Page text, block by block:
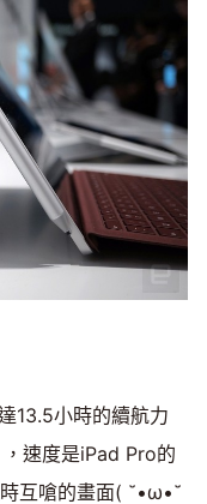
13.5小時的續航力
，速度是iPad Pro的
互嗆的畫面( ˘•ω•˘